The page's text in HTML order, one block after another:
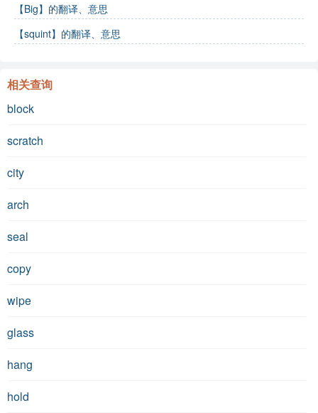
【Big】的翻译、意思
【squint】的翻译、意思
相关查询
block
scratch
city
arch
seal
copy
wipe
glass
hang
hold